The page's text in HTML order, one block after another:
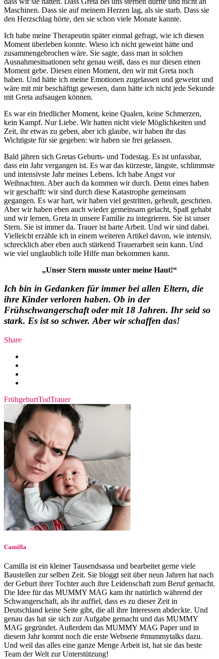
Maschinen. Dass sie auf meinem Herzen lag, als sie starb. Dass sie
den Herzschlag hörte, den sie schon viele Monate kannte.
Ich habe meine Therapeutin später einmal gefragt, wie ich diesen
Moment überleben konnte. Wieso ich nicht geweint hätte und
zusammengebrochen wäre. Sie sagte, dass man in solchen
Ausnahmesituationen sehr genau weiß, dass es nur diesen einen
Moment gebe. Diesen einen Moment, den wir mit Greta noch
haben. Und hätte ich meine Emotionen zugelassen und geweint und
wäre mit mir beschäftigt gewesen, dann hätte ich nicht jede Sekunde
mit Greta aufsaugen können.
Es war ein friedlicher Moment, keine Qualen, keine Schmerzen,
kein Kampf. Nur Liebe. Wir hatten nicht viele Möglichkeiten und
Zeit, ihr etwas zu geben, aber ich glaube, wir haben ihr das
Wichtigste für sie gegeben: wir haben sie frei gelassen.
Bald jähren sich Gretas Geburts- und Todestag. Es ist unfassbar,
dass ein Jahr vergangen ist. Es war das kürzeste, längste, schlimmste
und intensivste Jahr meines Lebens. Ich habe Angst vor
Weihnachten. Aber auch da kommen wir durch. Denn eines haben
wir geschafft: wir sind durch diese Katastrophe gemeinsam
gegangen. Es war hart, wir haben viel gestritten, geheult, geschrien.
Aber wir haben eben auch wieder gemeinsam gelacht, Spaß gehabt
und wir lernen, Greta in unsere Familie zu integrieren. Sie ist unser
Stern. Sie ist immer da. Trauer ist harte Arbeit. Und wir sind dabei.
Vielleicht erzähle ich in einem weiteren Artikel davon, wie intensiv,
schrecklich aber eben auch stärkend Trauerarbeit sein kann. Und
wie viel unglaublich tolle Hilfe man bekommen kann.
„Unser Stern musste unter meine Haut!“
Ich bin in Gedanken für immer bei allen Eltern, die
ihre Kinder verloren haben. Ob in der
Frühschwangerschaft oder mit 18 Jahren. Ihr seid so
stark. Es ist so schwer. Aber wir schaffen das!
Share
FrühgeburtTodTrauer
Camilla
Camilla ist ein kleiner Tausendsassa und bearbeitet gerne viele
Baustellen zur selben Zeit. Sie bloggt seit über neun Jahren hat nach
der Geburt ihrer Tochter auch ihre Leidenschaft zum Beruf gemacht.
Die Idee für das MUMMY MAG kam ihr natürlich während der
Schwangerschaft, als ihr auffiel, dass es zu dieser Zeit in
Deutschland keine Seite gibt, die all ihre Interessen abdeckte. Und
genau das hat sie sich zur Aufgabe gemacht und das MUMMY
MAG gegründet. Außerdem das MUMMY MAG Paper und in
diesem Jahr kommt noch die erste Webserie #mummytalks dazu.
Und weil das alles eine ganze Menge Arbeit ist, hat sie das beste
Team der Welt zur Unterstützung!